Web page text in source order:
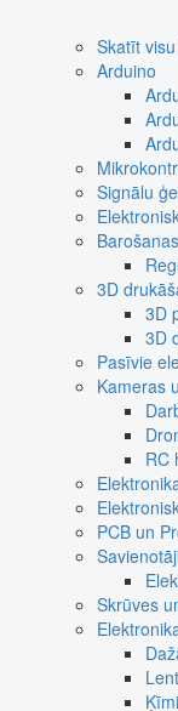
Skatīt
Arduino
Signālu
3D
3D
3D
Pasīvie
Kameras
RC
PCB un
Skrūves